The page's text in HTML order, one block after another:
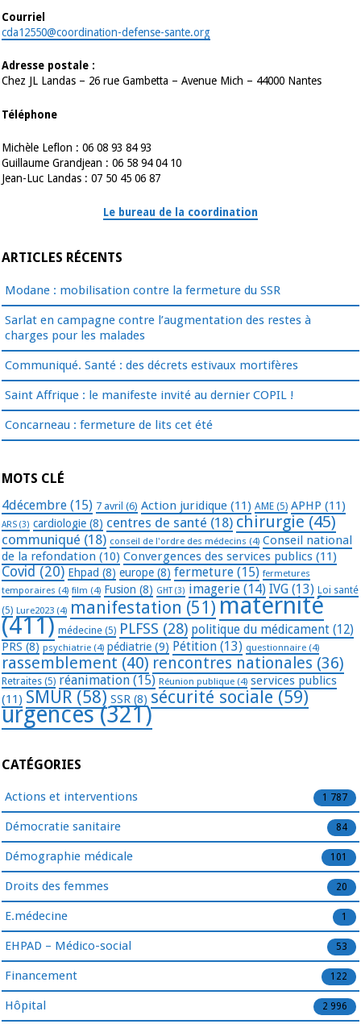
Courriel
cda12550@coordination-defense-sante.org
Adresse postale :
Chez JL Landas – 26 rue Gambetta – Avenue Mich – 44000 Nantes
Téléphone
Michèle Leflon : 06 08 93 84 93
Guillaume Grandjean : 06 58 94 04 10
Jean-Luc Landas : 07 50 45 06 87
Le bureau de la coordination
ARTICLES RÉCENTS
Modane : mobilisation contre la fermeture du SSR
Sarlat en campagne contre l’augmentation des restes à
charges pour les malades
Communiqué. Santé : des décrets estivaux mortifères
Saint Affrique : le manifeste invité au dernier COPIL !
Concarneau : fermeture de lits cet été
MOTS CLÉ
4décembre (15) 7 avril (6) Action juridique (11) AME (5) APHP (11)
ARS (3) cardiologie (8) centres de santé (18) chirurgie (45)
communiqué (18) conseil de l'ordre des médecins (4) Conseil national
de la refondation (10) Convergences des services publics (11)
Covid (20) Ehpad (8) europe (8) fermeture (15) fermetures
temporaires (4) film (4) Fusion (8) GHT(3) imagerie (14) IVG (13) Loi santé
(5) Lure2023 (4) manifestation (51) maternité
(411) médecine (5) PLFSS (28) politique du médicament (12)
PRS (8) psychiatrie (4) pédiatrie (9) Pétition (13) questionnaire (4)
rassemblement (40) rencontres nationales (36)
Retraites (5) réanimation (15) Réunion publique (4) services publics
(11) SMUR (58) SSR (8) sécurité sociale (59)
urgences(321)
CATÉGORIES
Actions et interventions 1 787
Démocratie sanitaire 84
Démographie médicale 101
Droits des femmes 20
E.médecine 1
EHPAD – Médico-social 53
Financement 122
Hôpital 2 996